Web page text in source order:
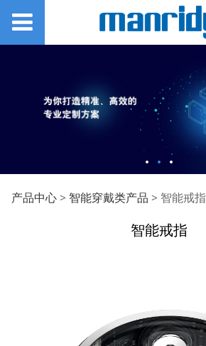
智能戒指
产品中心> 智能穿戴类产品 > 智能戒指
智能戒指